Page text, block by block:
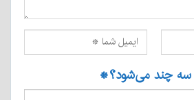
چند می‌شود؟*